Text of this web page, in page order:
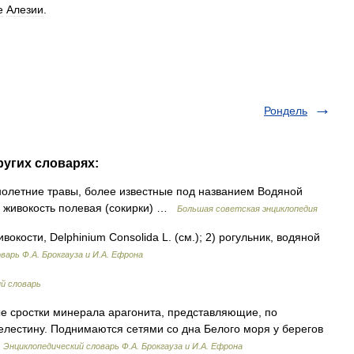
Алезии
Рондель
словарях:
травы, более известные под названием Водяной
полевая (сокирки) …
Большая советская энциклопедия
Delphinium Consolida L. (см.); 2) рогульник, водяной
Ф.А. Брокгауза и И.А. Ефрона
словарь
сростки минерала арагонита, представляющие, по
Поднимаются сетями со дна Белого моря у берегов
Энциклопедический словарь Ф.А. Брокгауза и И.А. Ефрона